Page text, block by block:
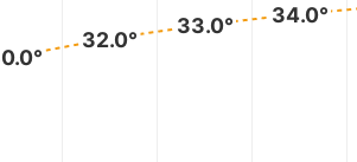
32.0°
33.0° 34.0°